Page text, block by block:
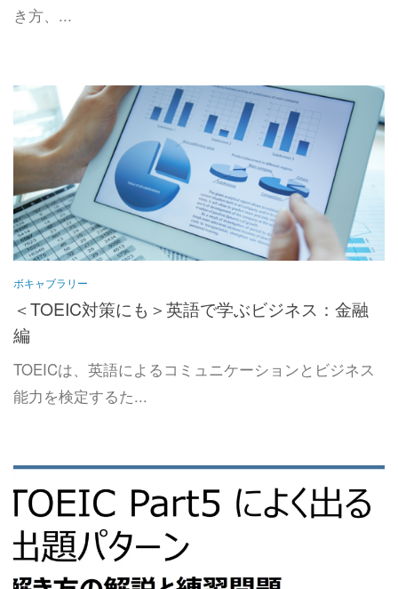
き方、...
ボキャブラリー
＜TOEIC対策にも＞英語で学ぶビジネス：金融
編
TOEICは、英語によるコミュニケーションとビジネス
能力を検定するた...